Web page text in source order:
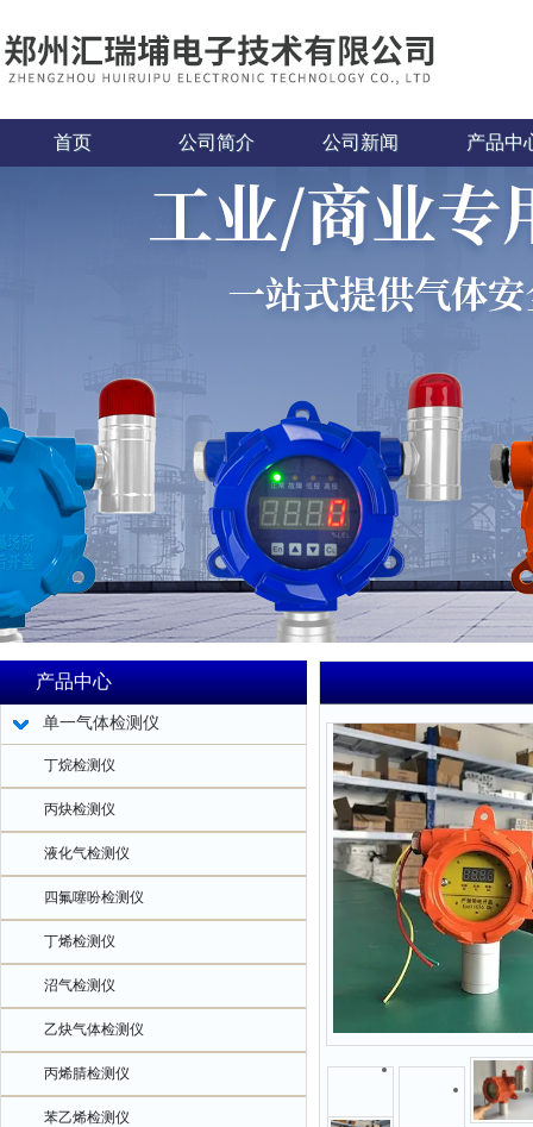
首页 公司简介 公司新闻 产品中
产品中心
单一气体检测仪
丁烷检测仪
丙炔检测仪
液化气检测仪
四氟噻吩检测仪
丁烯检测仪
沼气检测仪
乙炔气体检测仪
丙烯腈检测仪
苯乙烯检测仪